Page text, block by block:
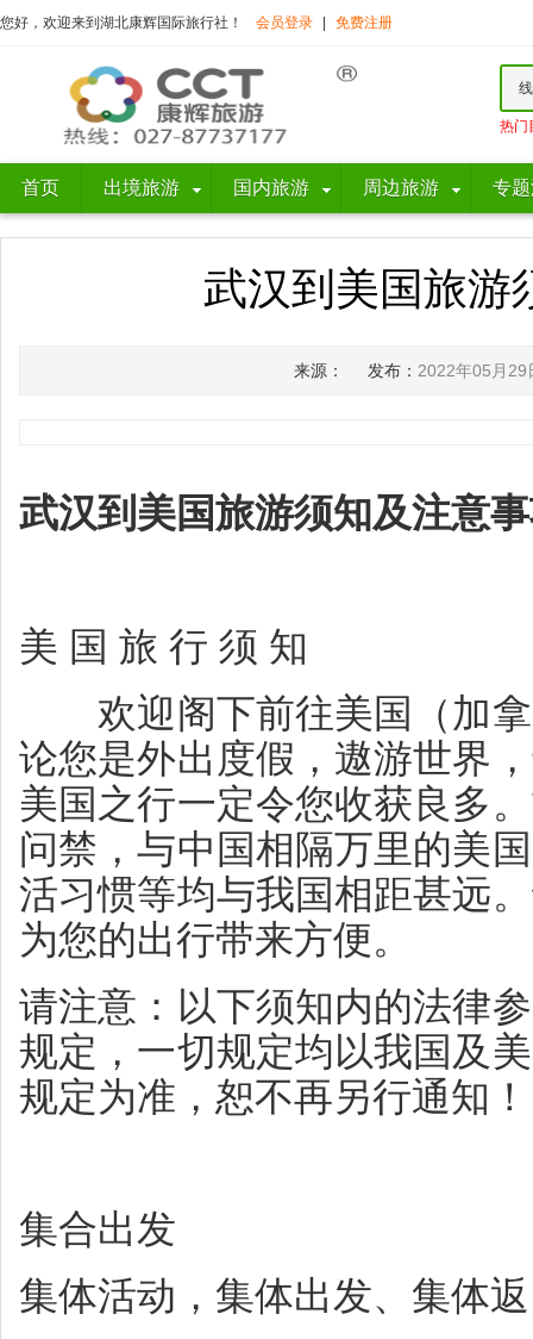
您好，欢迎来到湖北康辉国际旅行社！ 会员登录 免费注册
热门
首页 出境旅游 国内旅游 周边旅游 专
武汉到美国旅游
来源： 发布： 2022年05月29
武汉到美国旅游须知及注意
美 国 旅 行 须 知
欢迎阁下前往美国（加拿
论您是外出度假，遨游世界
美国之行一定令您收获良多
问禁，与中国相隔万里的美
活习惯等均与我国相距甚远
为您的出行带来方便。
请注意：以下须知内的法律
规定，一切规定均以我国及
规定为准，恕不再另行通知！
集合出发
集体活动，集体出发、集体